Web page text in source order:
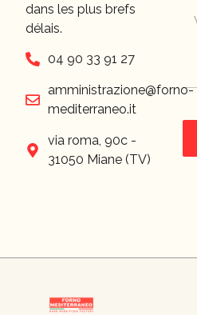
dans les plus brefs
délais.
04 90 33 91 27
amministrazione@forno-
mediterraneo.it
via roma, 90c -
31050 Miane (TV)